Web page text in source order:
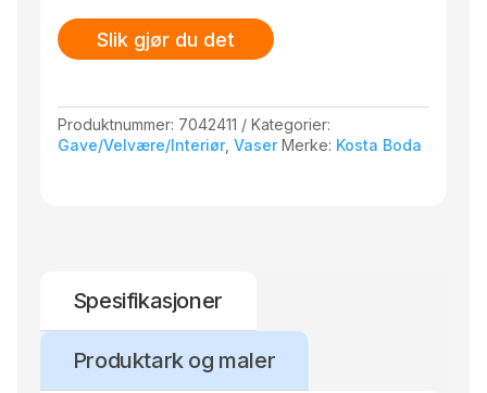
Slik gjør du det
Produktnummer: 7042411
Kategorier:
Gave/Velvære/Interiør,Vaser Merke: Kosta Boda
Spesifikasjoner
Produktark og maler